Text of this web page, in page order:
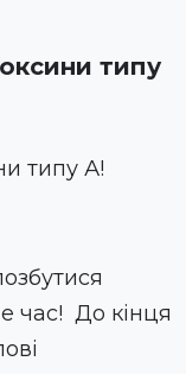
типу
типу А!
час! До кінця